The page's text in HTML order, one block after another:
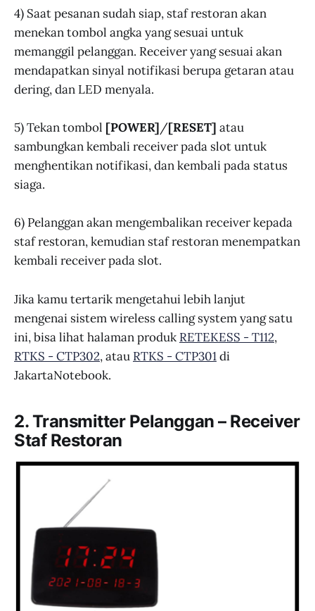
4) Saat pesanan sudah siap, staf restoran akan
menekan tombol angka yang sesuai untuk
memanggil pelanggan. Receiver yang sesuai akan
mendapatkan sinyal notifikasi berupa getaran atau
dering, dan LED menyala.
5) Tekan tombol [POWER]/[RESET] atau
sambungkan kembali receiver pada slot untuk
menghentikan notifikasi, dan kembali pada status
siaga.
6) Pelanggan akan mengembalikan receiver kepada
staf restoran, kemudian staf restoran menempatkan
kembali receiver pada slot.
Jika kamu tertarik mengetahui lebih lanjut
mengenai sistem wireless calling system yang satu
ini, bisa lihat halaman produk RETEKESS - T112,
RTKS - CTP302, atau RTKS - CTP301di
JakartaNotebook.
2. Transmitter Pelanggan – Receiver
Staf Restoran